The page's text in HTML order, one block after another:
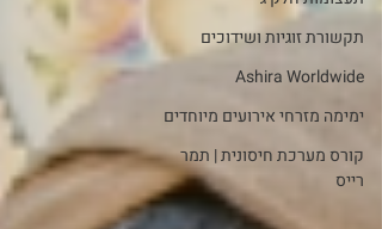
תקשורת זוגיות ושידוכים
Ashira Worldwide
ימימה מזרחי אירועים מיוחדים
קורס מערכת חיסונית | תמר
רייס